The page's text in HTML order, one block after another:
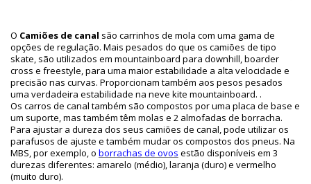
O Camiões de canal são carrinhos de mola com uma gama de
opções de regulação. Mais pesados do que os camiões de tipo
skate, são utilizados em mountainboard para downhill, boarder
cross e freestyle, para uma maior estabilidade a alta velocidade e
precisão nas curvas. Proporcionam também aos pesos pesados
uma verdadeira estabilidade na neve kite mountainboard. .
Os carros de canal também são compostos por uma placa de base e
um suporte, mas também têm molas e 2 almofadas de borracha.
Para ajustar a dureza dos seus camiões de canal, pode utilizar os
parafusos de ajuste e também mudar os compostos dos pneus. Na
MBS, por exemplo, o borrachas de ovos estão disponíveis em 3
durezas diferentes: amarelo (médio), laranja (duro) e vermelho
(muito duro).